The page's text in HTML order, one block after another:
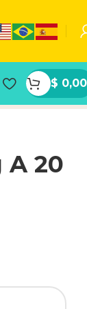
$ 0,00
A 20